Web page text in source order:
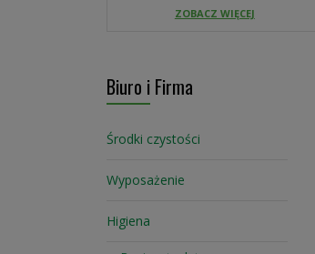
ZOBACZ WIĘCEJ
Biuro i Firma
Środki czystości
Wyposażenie
Higiena